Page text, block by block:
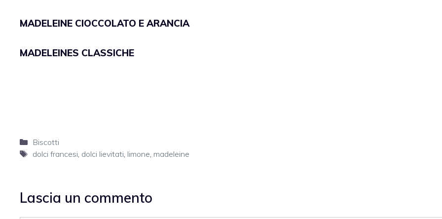
MADELEINE CIOCCOLATO E ARANCIA
MADELEINES CLASSICHE
Categorie
Biscotti
Tag
dolci francesi, dolci lievitati, limone, madeleine
Lascia un commento